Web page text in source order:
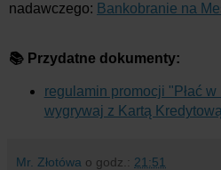
nadawczego: Bankobranie na
📚 Przydatne dokumenty:
regulamin promocji "Płać
wygrywaj z Kartą
Mr. Złotówa o godz.: 21:51